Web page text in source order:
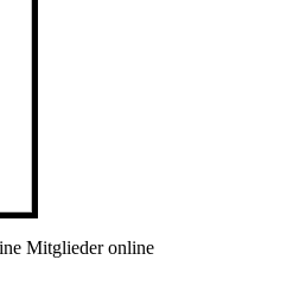
Mitglieder online